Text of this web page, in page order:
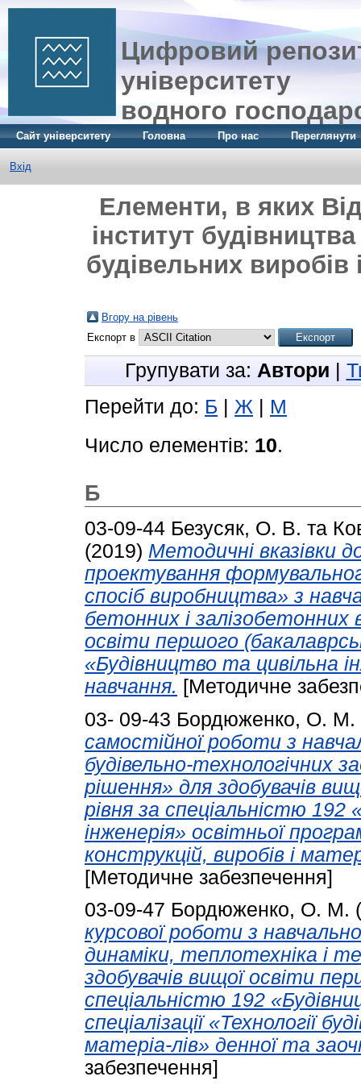
Цифровий
університету
водного
Сайт університету Головна Про нас Переглянути
Вхід
Елементи, в яких
інститут
будівельних виробів
Вгору на рівень
Експорт в
Групувати за: Автори
Перейти до: Б Ж
М
Число елементів: 10.
Б
03-09-44 Безусяк, О. В. та
(2019) Методичні вказівки
проектування
спосіб виробництва» з
бетонних і залізобетонних
освіти першого
«Будівництво та цивільна
навчання. [Методичне
03- 09-43 Бордюженко, О. М.
самостійної роботи з
будівельно-технологічних
рішення» для здобувачів
рівня за спеціальністю 192
інженерія» освітньої
конструкцій, виробів і
[Методичне забезпечення]
03-09-47 Бордюженко, О. М.
курсової роботи з
динаміки, теплотехніка і
здобувачів вищої освіти
спеціальністю 192
спеціалізації «Технології
матеріа-лів» денної та
забезпечення]